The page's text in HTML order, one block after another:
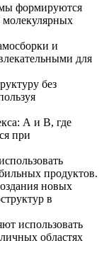
формируются
и
для
без
А и В, где
при
продуктов.
новых
в
использовать
областях